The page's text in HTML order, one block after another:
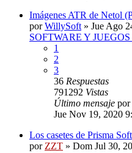
Imágenes ATR de Netol
porWillySoft » Jue Ago
SOFTWARE Y
1
2
3
36 Respuestas
791292 Vistas
Último mensaje por
Jue Nov 19, 2020
Los casetes de Prisma Soft
por ZZT » Dom Jul 30,